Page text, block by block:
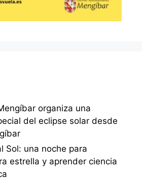
organiza una
del eclipse solar desde
Sol: una noche para
estrella y aprender ciencia